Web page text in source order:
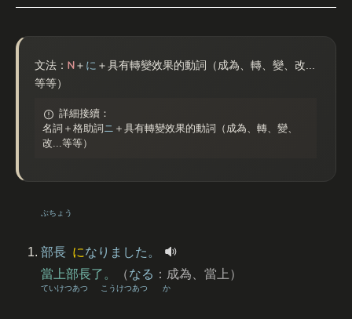
文法： N＋ に ＋具有轉變效果的動詞（成為、轉、變、改...
等等）
詳細接續：
名詞＋格助詞 ニ ＋具有轉變效果的動詞（成為、轉、變、
改...等等）
部長
ぶちょう
になりました。
當上部長了。
（なる ：成為、當上）
ていけつあつ こうけつあつ か